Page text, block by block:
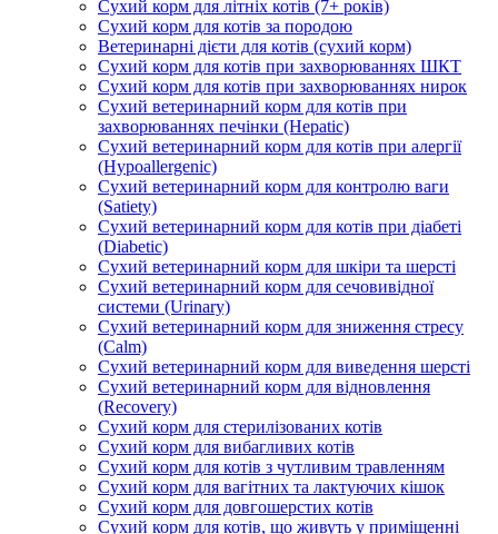
Сухий корм для літніх котів (7+ років)
Сухий корм для котів за породою
Ветеринарні дієти для котів (сухий корм)
Сухий корм для котів при захворюваннях ШКТ
Сухий корм для котів при захворюваннях нирок
Сухий ветеринарний корм для котів при
захворюваннях печінки (Hepatic)
Сухий ветеринарний корм для котів при алергії
(Hypoallergenic)
Сухий ветеринарний корм для контролю ваги
(Satiety)
Сухий ветеринарний корм для котів при діабеті
(Diabetic)
Сухий ветеринарний корм для шкіри та шерсті
Сухий ветеринарний корм для сечовивідної
системи (Urinary)
Сухий ветеринарний корм для зниження стресу
(Calm)
Сухий ветеринарний корм для виведення шерсті
Сухий ветеринарний корм для відновлення
(Recovery)
Сухий корм для стерилізованих котів
Сухий корм для вибагливих котів
Сухий корм для котів з чутливим травленням
Сухий корм для вагітних та лактуючих кішок
Сухий корм для довгошерстих котів
Сухий корм для котів, що живуть у приміщенні